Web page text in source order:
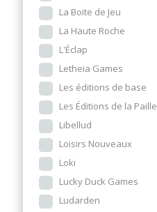
La Boite de Jeu
La Haute Roche
L'Éclap
Letheia Games
Les éditions de base
Les Éditions de la Paille
Libellud
Loisirs Nouveaux
Loki
Lucky Duck Games
Ludarden